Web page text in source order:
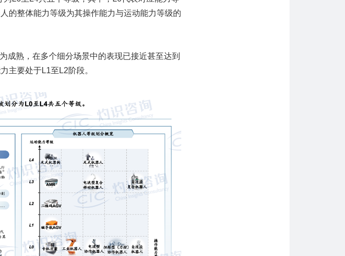
的整体能力等级为其操作能力与运动能力等级的
成熟，在多个细分场景中的表现已接近甚至达到
主要处于L1至L2阶段。